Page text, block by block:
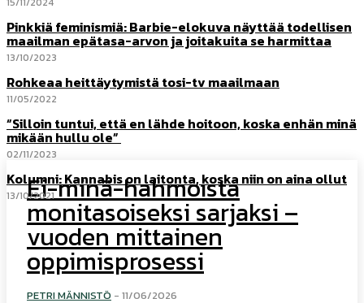
Pinkkiä feminismiä: Barbie-elokuva näyttää todellisen
maailman epätasa-arvon ja joitakuita se harmittaa
13/10/2023
Rohkeaa heittäytymistä tosi-tv maailmaan
11/05/2022
“Silloin tuntui, että en lähde hoitoon, koska enhän minä
mikään hullu ole”
02/11/2023
Kolumni: Kannabis on laitonta, koska niin on aina ollut
13/10/2021
Ei-minä-hahmoista
monitasoiseksi sarjaksi –
vuoden mittainen
oppimisprosessi
PETRI MÄNNISTÖ - 11/06/2026